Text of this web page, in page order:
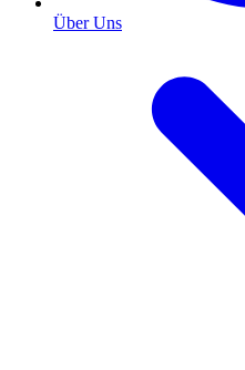
Über Uns